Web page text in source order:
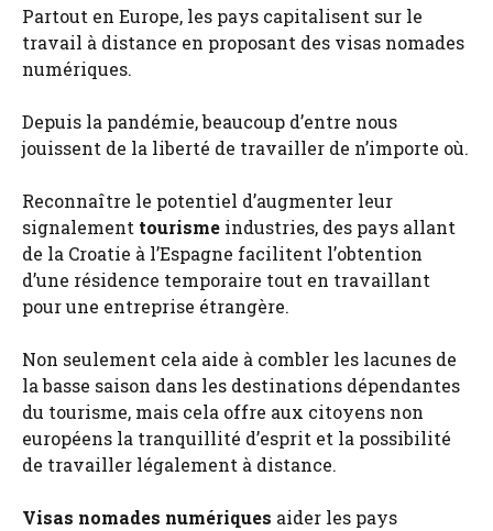
Partout en Europe, les pays capitalisent sur le
travail à distance en proposant des visas nomades
numériques.
Depuis la pandémie, beaucoup d’entre nous
jouissent de la liberté de travailler de n’importe où.
Reconnaître le potentiel d’augmenter leur
signalement tourisme industries, des pays allant
de la Croatie à l’Espagne facilitent l’obtention
d’une résidence temporaire tout en travaillant
pour une entreprise étrangère.
Non seulement cela aide à combler les lacunes de
la basse saison dans les destinations dépendantes
du tourisme, mais cela offre aux citoyens non
européens la tranquillité d’esprit et la possibilité
de travailler légalement à distance.
Visas nomades numériques aider les pays